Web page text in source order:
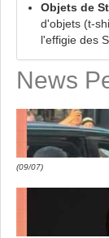
Objets de
d'objets (t-
l'effigie des
News
(09/07)